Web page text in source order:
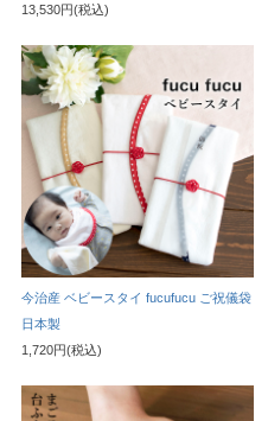
13,530円(税込)
今治産 ベビースタイ fucufucu ご祝儀袋
日本製
1,720円(税込)